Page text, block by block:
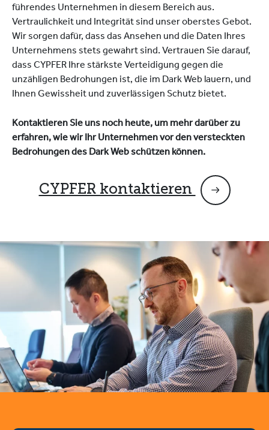
führendes Unternehmen in diesem Bereich aus.
Vertraulichkeit und Integrität sind unser oberstes Gebot.
Wir sorgen dafür, dass das Ansehen und die Daten Ihres
Unternehmens stets gewahrt sind. Vertrauen Sie darauf,
dass CYPFER Ihre stärkste Verteidigung gegen die
unzähligen Bedrohungen ist, die im Dark Web lauern, und
Ihnen Gewissheit und zuverlässigen Schutz bietet.
Kontaktieren Sie uns noch heute, um mehr darüber zu
erfahren, wie wir Ihr Unternehmen vor den versteckten
Bedrohungen des Dark Web schützen können.
CYPFER kontaktieren